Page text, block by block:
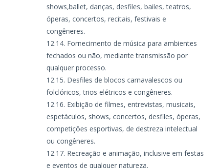
shows,ballet, danças, desfiles, bailes, teatros,
óperas, concertos, recitais, festivais e
congêneres.
Fornecimento de música para ambientes
fechados ou não, mediante transmissão por
qualquer processo.
Desfiles de blocos carnavalescos ou
folclóricos, trios elétricos e congêneres.
Exibição de filmes, entrevistas, musicais,
espetáculos, shows, concertos, desfiles, óperas,
competições esportivas, de destreza intelectual
ou congêneres.
Recreação e animação, inclusive em festas
e eventos de qualquer natureza.